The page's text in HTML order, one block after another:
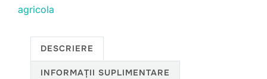
agricola
DESCRIERE
INFORMAȚII SUPLIMENTARE